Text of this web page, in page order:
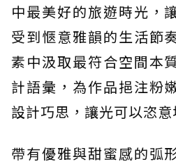
中最美好的旅遊時光，
受到愜意雅韻的生活節
素中汲取最符合空間本
計語彙，為作品挹注粉
設計巧思，讓光可以恣意
帶有優雅與甜蜜感的弧